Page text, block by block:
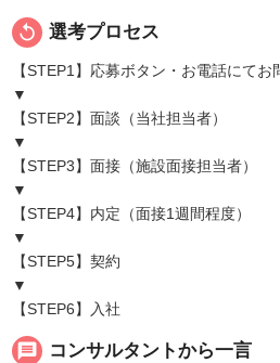
replay 選考プロセス
【STEP1】応募ボタン・お電話にてお
▼
【STEP2】面談（当社担当者）
▼
【STEP3】面接（施設面接担当者）
▼
【STEP4】内定（面接1週間程度）
▼
【STEP5】契約
▼
【STEP6】入社
message コンサルタントから一言